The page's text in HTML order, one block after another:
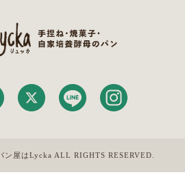
屋はLycka ALL RIGHTS RESERVED.